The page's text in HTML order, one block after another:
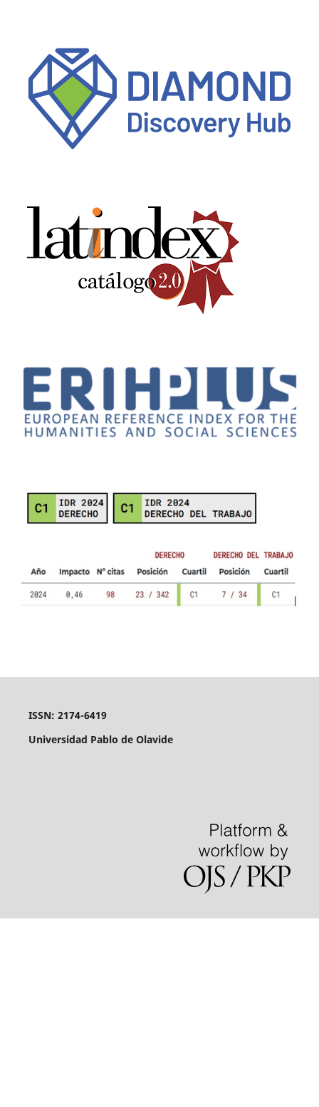
ISSN: 2174-6419
Universidad Pablo de Olavide